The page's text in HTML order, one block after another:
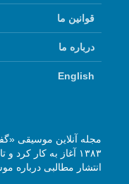
قوانین ما
درباره ما
English
۱۳۸۳ آغاز به کار
انتشار مطالبی درباره